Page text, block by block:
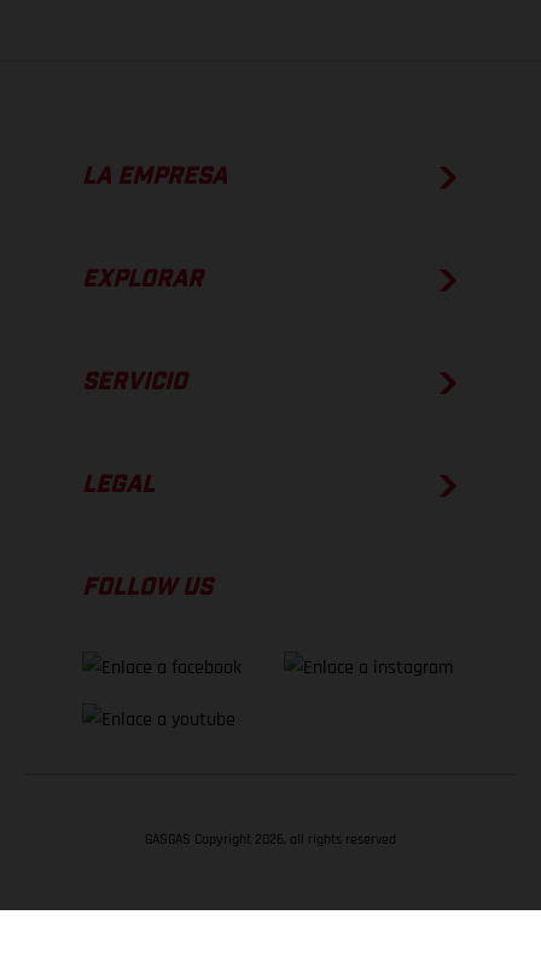
LA EMPRESA
EXPLORAR
SERVICIO
LEGAL
FOLLOW US
GASGAS Copyright 2026, all rights reserved